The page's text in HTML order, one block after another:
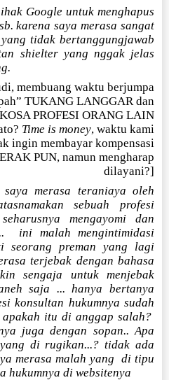
Google untuk menghapus
karena saya merasa sangat
tidak bertanggungjawab
shielter yang nggak jelas
membuang waktu berjumpa
TUKANG LANGGAR dan
PROFESI ORANG LAIN
Time is money, waktu kami
ingin membayar kompensasi
PUN, namun mengharap
dilayani?]
saya merasa teraniaya oleh
sebuah profesi
mengayomi dan
ini malah mengintimidasi
seorang preman yang lagi
terjebak dengan bahasa
sengaja untuk menjebak
saja ... hanya bertanya
konsultan hukumnya sudah
itu di anggap salah?
juga dengan sopan.. Apa
di rugikan...? tidak ada
merasa malah yang di tipu
hukumnya di websitenya